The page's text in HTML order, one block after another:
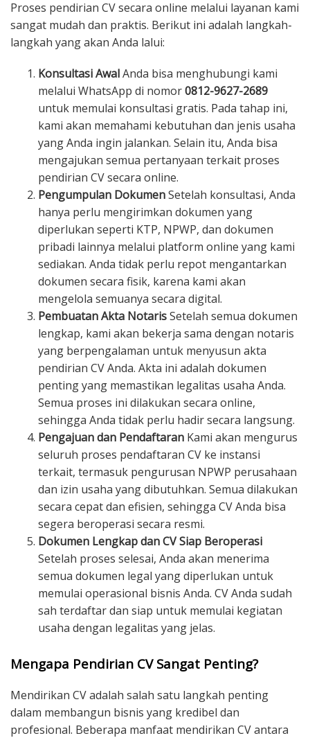
Proses pendirian CV secara online melalui layanan kami
sangat mudah dan praktis. Berikut ini adalah langkah-
langkah yang akan Anda lalui:
Konsultasi AwalAnda bisa menghubungi kami
melalui WhatsApp di nomor0812-9627-2689
untuk memulai konsultasi gratis. Pada tahap ini,
kami akan memahami kebutuhan dan jenis usaha
yang Anda ingin jalankan. Selain itu, Anda bisa
mengajukan semua pertanyaan terkait proses
pendirian CV secara online.
Pengumpulan DokumenSetelah konsultasi, Anda
hanya perlu mengirimkan dokumen yang
diperlukan seperti KTP, NPWP, dan dokumen
pribadi lainnya melalui platform online yang kami
sediakan. Anda tidak perlu repot mengantarkan
dokumen secara fisik, karena kami akan
mengelola semuanya secara digital.
Pembuatan Akta NotarisSetelah semua dokumen
lengkap, kami akan bekerja sama dengan notaris
yang berpengalaman untuk menyusun akta
pendirian CV Anda. Akta ini adalah dokumen
penting yang memastikan legalitas usaha Anda.
Semua proses ini dilakukan secara online,
sehingga Anda tidak perlu hadir secara langsung.
Pengajuan dan Pendaftaran Kami akan mengurus
seluruh proses pendaftaran CV ke instansi
terkait, termasuk pengurusan NPWP perusahaan
dan izin usaha yang dibutuhkan. Semua dilakukan
secara cepat dan efisien, sehingga CV Anda bisa
segera beroperasi secara resmi.
Dokumen Lengkap dan CV Siap Beroperasi
Setelah proses selesai, Anda akan menerima
semua dokumen legal yang diperlukan untuk
memulai operasional bisnis Anda. CV Anda sudah
sah terdaftar dan siap untuk memulai kegiatan
usaha dengan legalitas yang jelas.
Mengapa Pendirian CV Sangat Penting?
Mendirikan CV adalah salah satu langkah penting
dalam membangun bisnis yang kredibel dan
profesional. Beberapa manfaat mendirikan CV antara